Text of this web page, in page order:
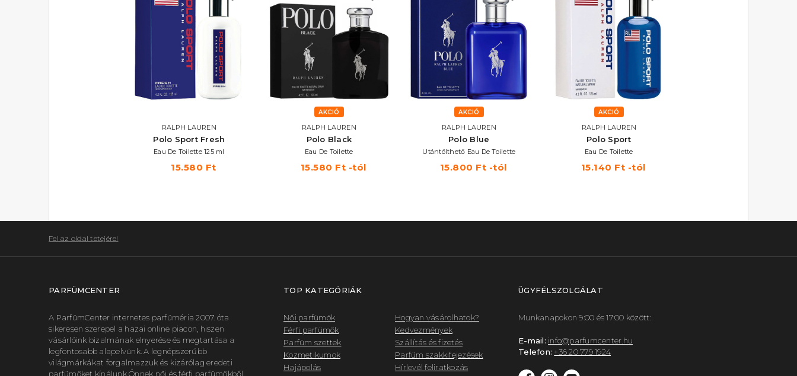
RALPH LAUREN
Polo Sport Fresh
Eau De Toilette 125 ml
15.580 Ft
AKCIÓ
RALPH LAUREN
Polo Black
Eau De Toilette
15.580 Ft -tól
AKCIÓ
RALPH LAUREN
Polo Blue
Utántölthető Eau De Toilette
15.800 Ft -tól
AKCIÓ
RALPH LAUREN
Polo Sport
Eau De Toilette
15.140 Ft -tól
Fel az oldal tetejére!
PARFÜMCENTER
A ParfümCenter internetes parfüméria 2007. óta
sikeresen szerepel a hazai online piacon, hiszen
vásárlóink bizalmának elnyerése és megtartása a
legfontosabb alapelvünk. A legnépszerűbb
világmárkákat forgalmazzuk és kizárólag eredeti
parfümöket kínálunk Önnek női és férfi parfümökből
TOP KATEGÓRIÁK
Női parfümök
Férfi parfümök
Parfüm szettek
Kozmetikumok
Hajápolás
Hogyan vásárolhatok?
Kedvezmények
Szállítás és fizetés
Parfüm szakkifejezések
Hírlevél feliratkozás
ÜGYFÉLSZOLGÁLAT
Munkanapokon 9:00 és 17:00 között:
E-mail: info@parfumcenter.hu
Telefon: +36 20 779 1924